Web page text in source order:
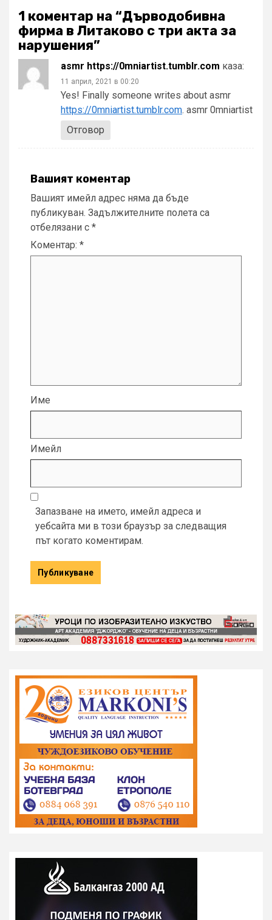
1 коментар на “Дърводобивна
фирма в Литаково с три акта за
нарушения”
asmr https://0mniartist.tumblr.com каза:
11 април, 2021 в 00:20
Yes! Finally someone writes about asmr
https://0mniartist.tumblr.com. asmr 0mniartist
Отговор
Вашият коментар
Вашият имейл адрес няма да бъде
публикуван. Задължителните полета са
отбелязани с *
Коментар: *
Име
Имейл
Запазване на името, имейл адреса и
уебсайта ми в този браузър за следващия
път когато коментирам.